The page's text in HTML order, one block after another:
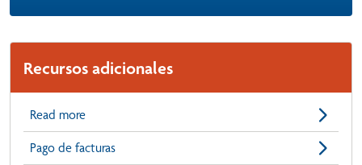
Recursos adicionales
Read more
Pago de facturas